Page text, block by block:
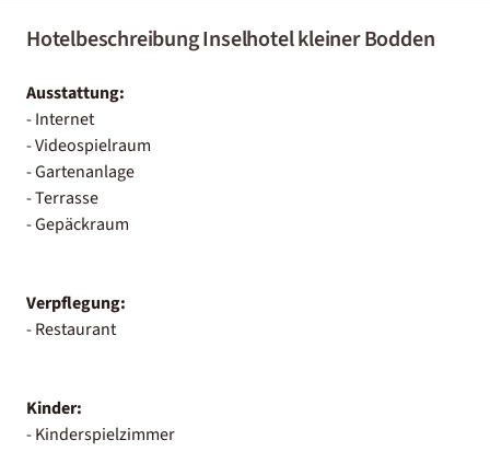
Hotelbeschreibung Inselhotel kleiner Bodden
Ausstattung:
- Internet
- Videospielraum
- Gartenanlage
- Terrasse
- Gepäckraum
Verpflegung:
- Restaurant
Kinder:
- Kinderspielzimmer